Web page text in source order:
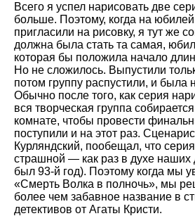
Всего я успел нарисовать две
больше. Поэтому, когда на
пригласили на рисовку, я тут же
должна была стать та самая,
которая бы положила начало
Но не сложилось. Выпустили
потом группу распустили, и была
Обычно после того, как серия
вся творческая группа
комнате, чтобы провести
поступили и на этот раз.
Курляндский, пообещал, что
страшной — как раз в духе наших
был 93-й год). Поэтому когда мы
«Смерть Волка в полночь», мы
более чем забавное название в
детективов от Агаты Кристи.